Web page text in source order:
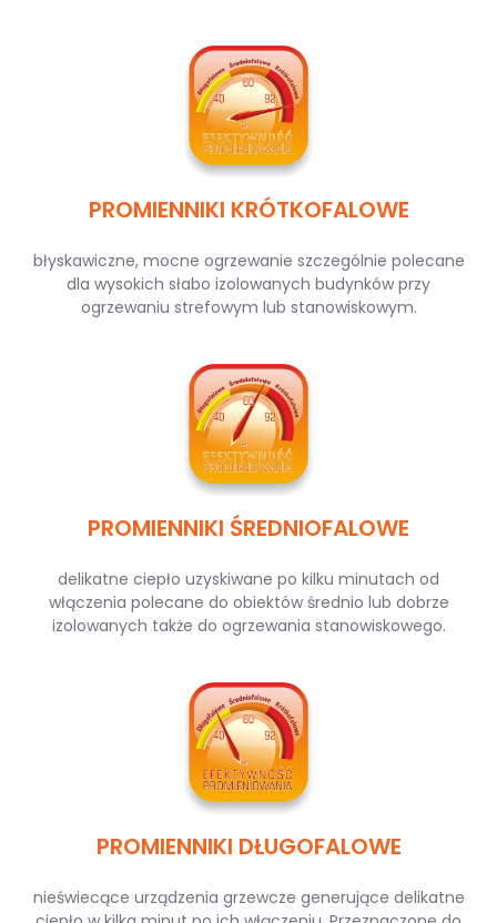
PROMIENNIKI KRÓTKOFALOWE
błyskawiczne, mocne ogrzewanie szczególnie polecane
dla wysokich słabo izolowanych budynków przy
ogrzewaniu strefowym lub stanowiskowym.
PROMIENNIKI ŚREDNIOFALOWE
delikatne ciepło uzyskiwane po kilku minutach od
włączenia polecane do obiektów średnio lub dobrze
izolowanych także do ogrzewania stanowiskowego.
PROMIENNIKI DŁUGOFALOWE
nieświecące urządzenia grzewcze generujące delikatne